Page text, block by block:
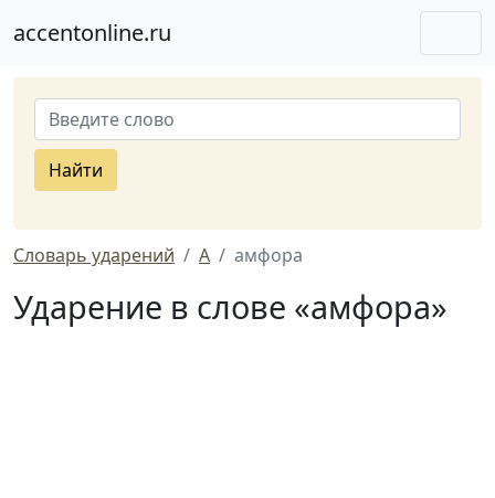
accentonline.ru
Найти
Словарь ударений А амфора
Ударение в слове «амфора»